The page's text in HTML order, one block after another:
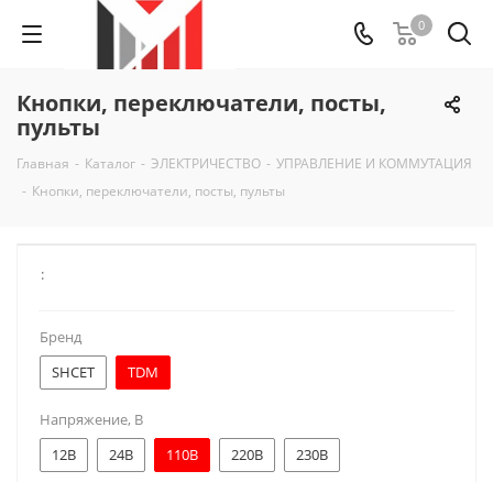
0
Кнопки, переключатели, посты,
пульты
Главная - Каталог - ЭЛЕКТРИЧЕСТВО - УПРАВЛЕНИЕ И КОММУТАЦИЯ
- Кнопки, переключатели, посты, пульты
:
Бренд
SHCET
TDM
Напряжение, В
12В
24В 110В 220В 230В